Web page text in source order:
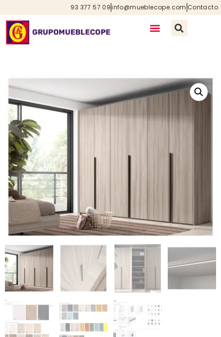
93 377 57 09info@mueblecope.com Contacto